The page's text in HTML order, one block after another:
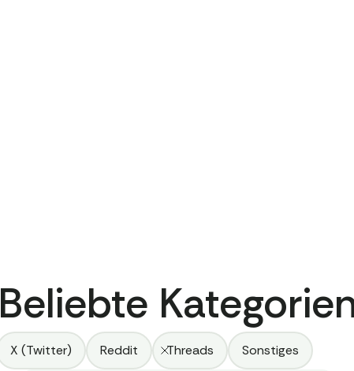
Beliebte
X (Twitter) Reddit Threads Sonstiges